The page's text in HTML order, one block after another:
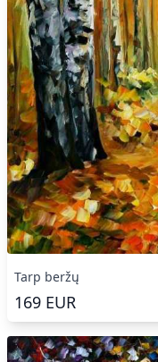
Tarp beržų
169 EUR